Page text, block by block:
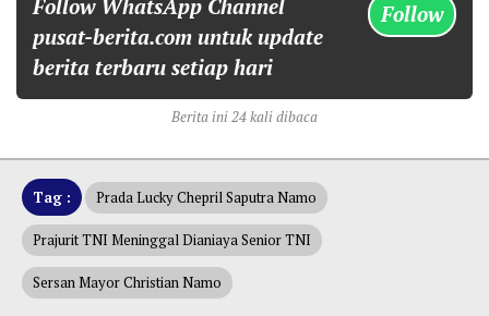
Follow WhatsApp Channel
pusat-berita.com untuk update
berita terbaru setiap hari
Follow
Berita ini 24 kali dibaca
Tag : Prada Lucky Chepril Saputra Namo
Prajurit TNI Meninggal Dianiaya Senior TNI
Sersan Mayor Christian Namo